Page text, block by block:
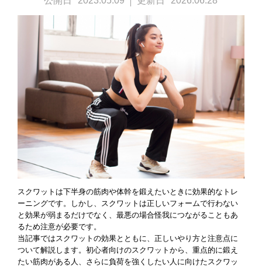
総合TOP
JOYFIT
JOYFIT YOGA
JOYFIT+
Vitalityに関するお問い合わせ
本部へのお問い合わせ
スクワットは下半身の筋肉や体幹を鍛えたいときに効果的なトレ
ーニングです。しかし、スクワットは正しいフォームで行わない
と効果が弱まるだけでなく、最悪の場合怪我につながることもあ
るため注意が必要です。
当記事ではスクワットの効果とともに、正しいやり方と注意点に
ついて解説します。初心者向けのスクワットから、重点的に鍛え
たい筋肉がある人、さらに負荷を強くしたい人に向けたスクワッ